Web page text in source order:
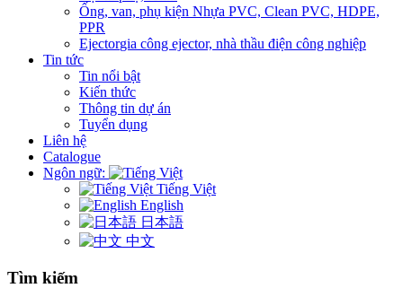
Ống, van, phụ kiện Nhựa PVC, Clean PVC, HDPE,
PPR
Ejectorgia công ejector, nhà thầu điện công nghiệp
Tin tức
Tin nổi bật
Kiến thức
Thông tin dự án
Tuyển dụng
Liên hệ
Catalogue
Ngôn ngữ:
Tiếng Việt
English
日本語
中文
Tìm kiếm